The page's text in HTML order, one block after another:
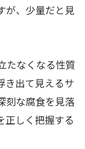
が、少量だと見
たなくなる性質
き出て見えるサ
刻な腐食を見落
正しく把握する